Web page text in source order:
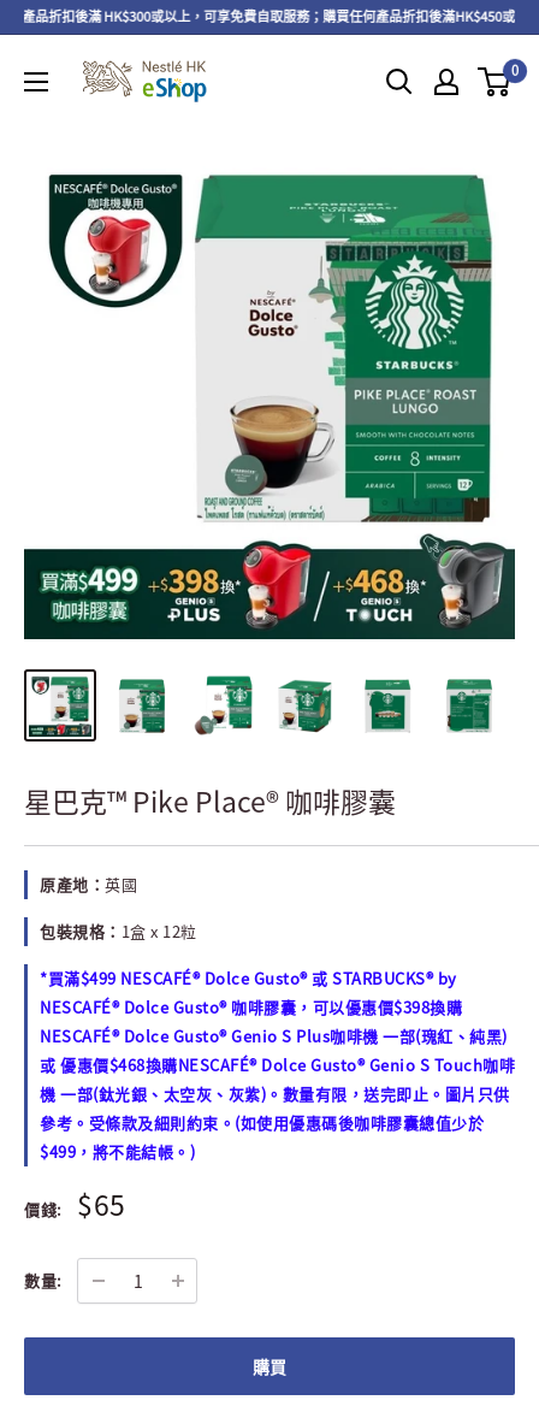
產品折扣後滿 HK$300或以上，可享免費自取服務；購買任何產品折扣後滿HK$450或以上
0
星巴克™ Pike Place® 咖啡膠囊
原產地： 英國
包裝規格： 1盒 x 12粒
*買滿$499 NESCAFÉ® Dolce Gusto® 或 STARBUCKS® by
NESCAFÉ® Dolce Gusto® 咖啡膠囊，可以優惠價$398換購
NESCAFÉ® Dolce Gusto® Genio S Plus咖啡機 一部(瑰紅、純黑)
或 優惠價$468換購NESCAFÉ® Dolce Gusto® Genio S Touch咖啡
機 一部(鈦光銀、太空灰、灰紫)。數量有限，送完即止。圖片只供
參考。受條款及細則約束。(如使用優惠碼後咖啡膠囊總值少於
$499，將不能結帳。)
價錢: $65
數量:
購買